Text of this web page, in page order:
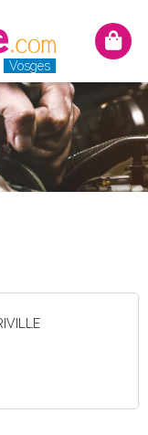
Vosges
Mon